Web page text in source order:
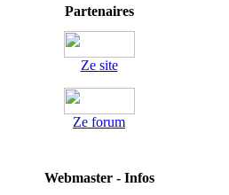
Partenaires
Ze site
Ze forum
Webmaster - Infos